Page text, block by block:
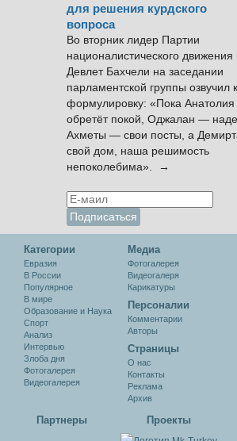
для решения курдского
вопроса
Во вторник лидер Партии
националистического
Девлет Бахчели на заседании
парламентской группы озвучил
формулировку: «Пока Анатолия
обретёт покой, Оджалан —
Ахметы — свои посты, а
свой дом, наша решимость
непоколебима». →
Категории
Евразия
В России
Популярное
В мире
Образование и Наука
Спорт
Анализ
Интервью
Злоба дня
Фотогалерея
Видеогалерея
Медиа
Фотогалерея
Видеогалеря
Карикатуры
Персоналии
Комментарии
Авторы
Cтраницы
О нас
Контакты
Реклама
Архив
Партнеры Проекты